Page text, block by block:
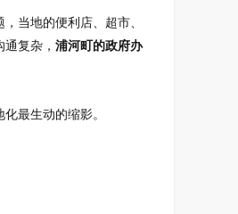
当地的便利店、超市、
复杂， 浦河町的政府办
最生动的缩影。